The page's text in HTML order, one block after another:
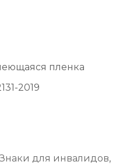
пленка
2019
Знаки для инвалидов,